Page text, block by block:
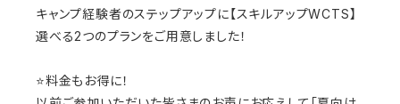
キャンプ経験者のステップアップに【スキルアップWCTS】
選べる2つのプランをご用意しました！
⭐️料金もお得に！